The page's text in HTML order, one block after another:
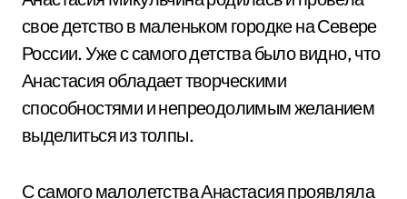
свое детство в маленьком городке на Севере
России. Уже с самого детства было видно, что
Анастасия обладает творческими
способностями и непреодолимым желанием
выделиться из толпы.
С самого малолетства Анастасия проявляла